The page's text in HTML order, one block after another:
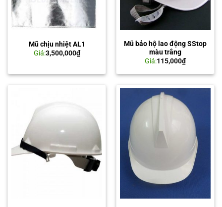
Mũ chịu nhiệt AL1
Giá:3,500,000₫
Mũ bảo hộ lao động SStop
màu trắng
Giá:115,000₫